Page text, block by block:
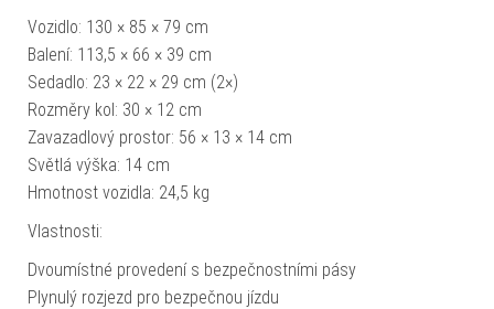
Vozidlo: 130 × 85 × 79 cm
Balení: 113,5 × 66 × 39 cm
Sedadlo: 23 × 22 × 29 cm (2×)
Rozměry kol: 30 × 12 cm
Zavazadlový prostor: 56 × 13 × 14 cm
Světlá výška: 14 cm
Hmotnost vozidla: 24,5 kg
Vlastnosti:
Dvoumístné provedení s bezpečnostními pásy
Plynulý rozjezd pro bezpečnou jízdu